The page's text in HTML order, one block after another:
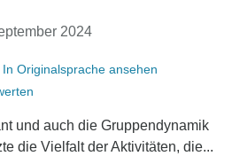
Leistungs-Verhältnis für jede
Wir freuen uns, dass
auch in Zukunft bei weiteren
begrüßen zu dürfen! Immer
2024
In Originalsprache ansehen
und auch die Gruppendynamik
die Vielfalt der Aktivitäten, die...